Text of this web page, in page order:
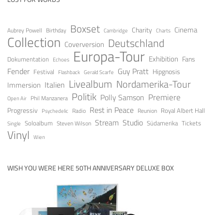
Aubrey Powell Birthday Boxset Cambridge Charity Charts Cinema
Collection Coverversion Deutschland
Dokumentation Echoes Europa-Tour Exhibition Fans
Fender Festival Flashback Gerald Scarfe Guy Pratt Hipgnosis
Immersion Italien Livealbum Nordamerika-Tour
Open Air Phil Manzanera Politik Polly Samson Premiere
Progressiv Psychedelic Radio Rest in Peace Reunion Royal Albert Hall
Single Soloalbum Steven Wilson Stream Studio Südamerika Tickets
Vinyl Wien
WISH YOU WERE HERE 50TH ANNIVERSARY DELUXE BOX